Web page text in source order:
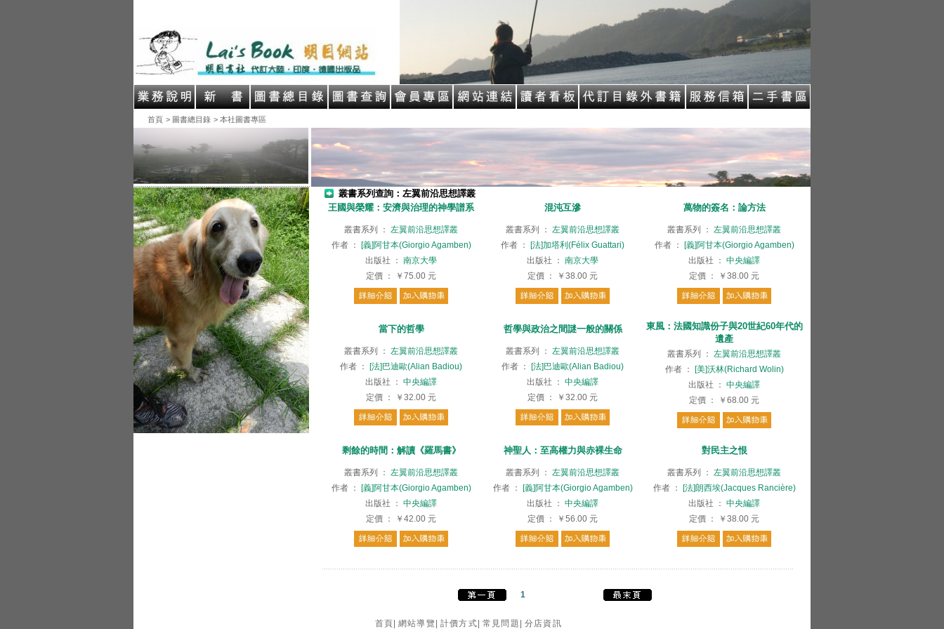
首頁 > 圖書總目錄 > 本社圖書專區
叢書系列查詢：左翼前沿思想譯叢
王國與榮耀：安濟與治理的神學譜系
叢書系列 ： 左翼前沿思想譯叢
作者
：
[義]阿甘本(Giorgio Agamben)
出版社
： 南京大學
定價 ： ￥75.00 元
混沌互滲
叢書系列 ： 左翼前沿思想譯叢
作者 ：
[法]加塔利(Félix Guattari)
出版社
： 南京大學
定價 ： ￥38.00 元
萬物的簽名：論方法
叢書系列 ： 左翼前沿思想譯叢
作者
：
[義]阿甘本(Giorgio Agamben)
出版社
： 中央編譯
定價 ： ￥38.00 元
當下的哲學
叢書系列 ： 左翼前沿思想譯叢
作者 ：
[法]巴迪歐(Alian Badiou)
出版社
： 中央編譯
定價 ： ￥32.00 元
哲學與政治之間謎一般的關係
叢書系列 ： 左翼前沿思想譯叢
作者 ：
[法]巴迪歐(Alian Badiou)
出版社
： 中央編譯
定價 ： ￥32.00 元
東風：法國知識份子與20世紀60年代的
遺產
叢書系列 ： 左翼前沿思想譯叢
作者
：
[美]沃林(Richard Wolin)
出版社
： 中央編譯
定價 ： ￥68.00 元
剩餘的時間：解讀《羅馬書》
叢書系列 ： 左翼前沿思想譯叢
作者
：
[義]阿甘本(Giorgio Agamben)
出版社
： 中央編譯
定價 ： ￥42.00 元
神聖人：至高權力與赤裸生命
叢書系列 ： 左翼前沿思想譯叢
作者
：
[義]阿甘本(Giorgio Agamben)
出版社
： 中央編譯
定價 ： ￥56.00 元
對民主之恨
叢書系列 ： 左翼前沿思想譯叢
作者
：
[法]朗西埃(Jacques Rancière)
出版社
： 中央編譯
定價 ： ￥38.00 元
1
首頁 網站導覽 計價方式 常見問題 分店資訊